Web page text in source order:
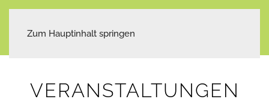
Zum Hauptinhalt springen
VERANSTALTUNGEN